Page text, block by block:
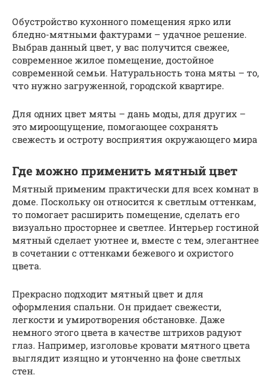
Обустройство кухонного помещения ярко или
бледно-мятными фактурами – удачное решение.
Выбрав данный цвет, у вас получится свежее,
современное жилое помещение, достойное
современной семьи. Натуральность тона мяты – то,
что нужно загруженной, городской квартире.
Для одних цвет мяты – дань моды, для других –
это мироощущение, помогающее сохранять
свежесть и остроту восприятия окружающего мира
Где можно применить мятный цвет
Мятный применим практически для всех комнат в
доме. Поскольку он относится к светлым оттенкам,
то помогает расширить помещение, сделать его
визуально просторнее и светлее. Интерьер гостиной
мятный сделает уютнее и, вместе с тем, элегантнее
в сочетании с оттенками бежевого и охристого
цвета.
Прекрасно подходит мятный цвет и для
оформления спальни. Он придает свежести,
легкости и умиротворения обстановке. Даже
немного этого цвета в качестве штрихов радуют
глаз. Например, изголовье кровати мятного цвета
выглядит изящно и утонченно на фоне светлых
стен.